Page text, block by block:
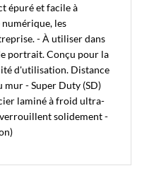
épuré et facile à
les
- À utiliser dans
portrait. Conçu pour la
d'utilisation. Distance
mur - Super Duty (SD)
laminé à froid ultra-
verrouillent solidement -